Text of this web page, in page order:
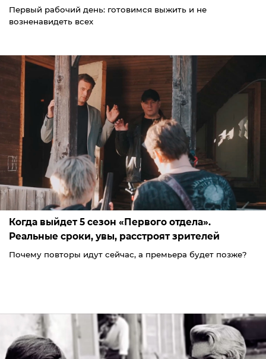
Первый рабочий день: готовимся выжить и не
возненавидеть всех
Когда выйдет 5 сезон «Первого отдела».
Реальные сроки, увы, расстроят зрителей
Почему повторы идут сейчас, а премьера будет позже?